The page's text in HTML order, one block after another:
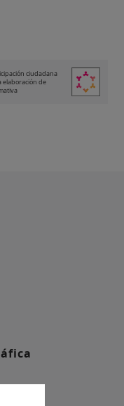
ciudadana
elaboración de